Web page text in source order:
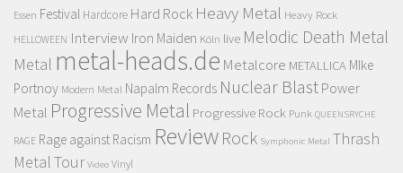
Essen Festival Hardcore Hard Rock Heavy Metal Heavy Rock
HELLOWEEN Interview Iron Maiden Köln live Melodic Death Metal
Metal metal-heads.de Metalcore METALLICA MIke
Portnoy Modern Metal Napalm Records Nuclear Blast Power
Metal Progressive Metal Progressive Rock Punk QUEENSRYCHE
RAGE Rage against Racism Review Rock Symphonic Metal Thrash
MetalTour Video Vinyl